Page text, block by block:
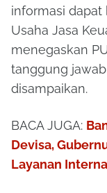
informasi dapat
Usaha Jasa
menegaskan
tanggung
disampaikan.
BACA JUGA:
Devisa,
Layanan